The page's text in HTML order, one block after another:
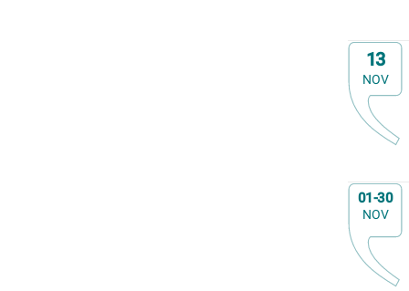
Op 13
NOV
Op01-30
NOV